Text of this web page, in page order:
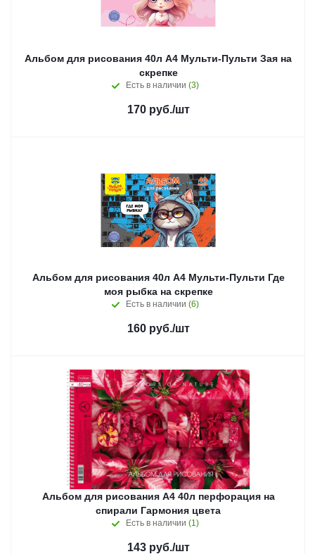
Альбом для рисования 40л А4 Мульти-Пульти Зая на
скрепке
Есть в наличии (3)
170руб./шт
Альбом для рисования 40л А4 Мульти-Пульти Где
моя рыбка на скрепке
Есть в наличии (6)
160руб./шт
Альбом для рисования А4 40л перфорация на
спирали Гармония цвета
Есть в наличии (1)
143руб./шт